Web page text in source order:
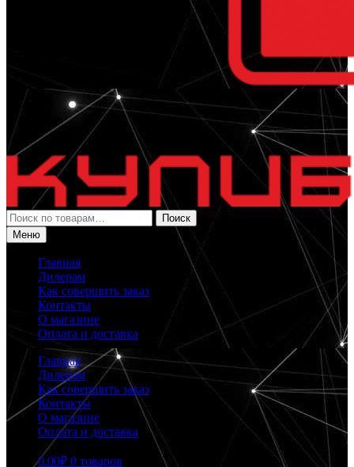
Искать:
Поиск
Меню
Главная
Дилерам
Как совершить заказ
Контакты
О магазине
Оплата и доставка
Главная
Дилерам
Как совершить заказ
Контакты
О магазине
Оплата и доставка
0.00₽ 0 товаров